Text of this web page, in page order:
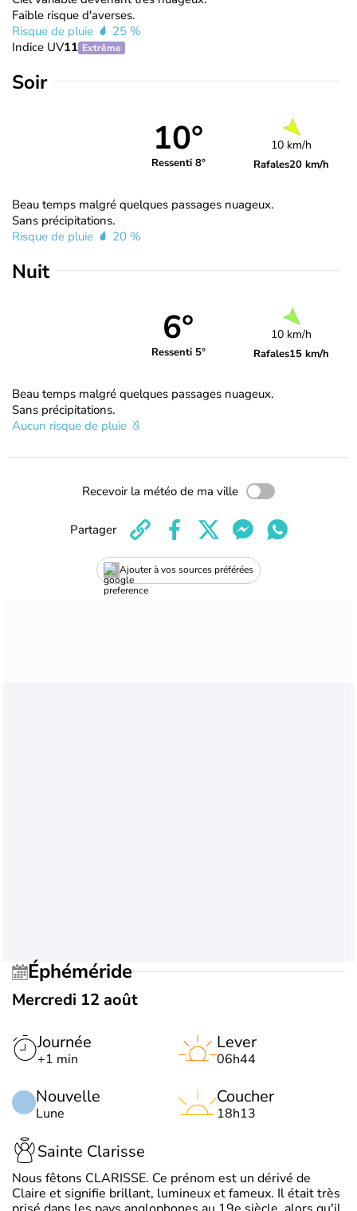
Faible risque d'averses.
Risque de pluie
25 %
Indice UV11 Extrême
Soir
10°
Ressenti 8°
10 km/h
Rafales20 km/h
Beau temps malgré quelques passages nuageux.
Sans précipitations.
Risque de pluie
20 %
Nuit
6°
Ressenti 5°
10 km/h
Rafales15 km/h
Beau temps malgré quelques passages nuageux.
Sans précipitations.
Aucun risque de pluie
Recevoir la météo de ma ville
Ajouter à vos sources préférées
Partager
Éphéméride
Mercredi 12 août
Journée
+1 min
Nouvelle
Lune
Lever
06h44
Coucher
18h13
Sainte Clarisse
Nous fêtons CLARISSE. Ce prénom est un dérivé de
Claire et signifie brillant, lumineux et fameux. Il était très